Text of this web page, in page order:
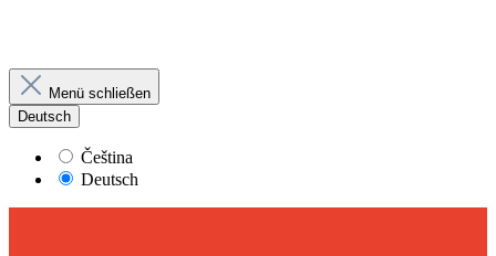
Menü schließen
Deutsch
Čeština
Deutsch